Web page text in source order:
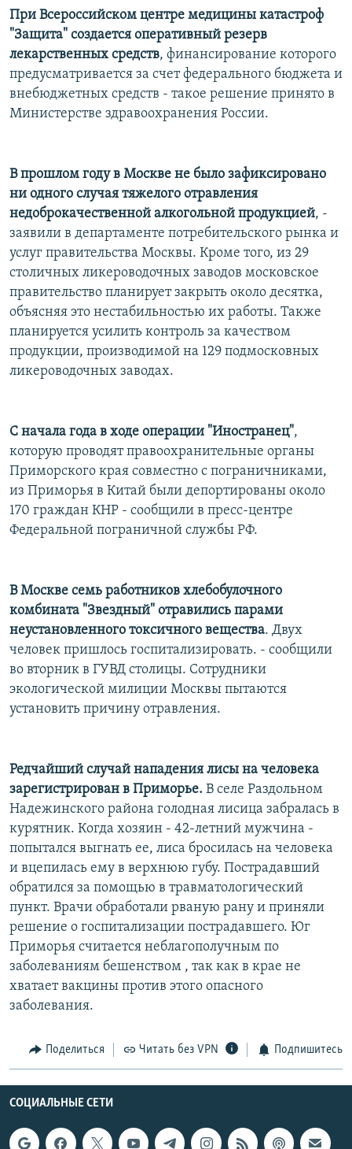
При Всероссийском центре медицины катастроф
"Защита" создается оперативный резерв
лекарственных средств, финансирование которого
предусматривается за счет федерального бюджета и
внебюджетных средств - такое решение принято в
Министерстве здравоохранения России.
В прошлом году в Москве не было зафиксировано
ни одного случая тяжелого отравления
недоброкачественной алкогольной продукцией, -
заявили в департаменте потребительского рынка и
услуг правительства Москвы. Кроме того, из 29
столичных ликероводочных заводов московское
правительство планирует закрыть около десятка,
объясняя это нестабильностью их работы. Также
планируется усилить контроль за качеством
продукции, производимой на 129 подмосковных
ликероводочных заводах.
С начала года в ходе операции "Иностранец",
которую проводят правоохранительные органы
Приморского края совместно с пограничниками,
из Приморья в Китай были депортированы около
170 граждан КНР - сообщили в пресс-центре
Федеральной пограничной службы РФ.
В Москве семь работников хлебобулочного
комбината "Звездный" отравились парами
неустановленного токсичного вещества. Двух
человек пришлось госпитализировать. - сообщили
во вторник в ГУВД столицы. Сотрудники
экологической милиции Москвы пытаются
установить причину отравления.
Редчайший случай нападения лисы на человека
зарегистрирован в Приморье. В селе Раздольном
Надежинского района голодная лисица забралась в
курятник. Когда хозяин - 42-летний мужчина -
попытался выгнать ее, лиса бросилась на человека
и вцепилась ему в верхнюю губу. Пострадавший
обратился за помощью в травматологический
пункт. Врачи обработали рваную рану и приняли
решение о госпитализации пострадавшего. Юг
Приморья считается неблагополучным по
заболеваниям бешенством , так как в крае не
хватает вакцины против этого опасного
заболевания.
Поделиться Читать без VPN Подпишитесь
СОЦИАЛЬНЫЕ СЕТИ